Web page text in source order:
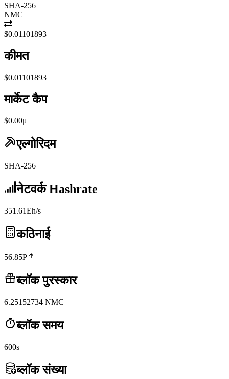
SHA-256
NMC
$0.01101893
कीमत
$0.01101893
मार्केट कैप
$0.00μ
एल्गोरिदम
SHA-256
नेटवर्क Hashrate
351.61Eh/s
कठिनाई
56.85P
ब्लॉक पुरस्कार
6.25152734 NMC
ब्लॉक समय
600s
ब्लॉक संख्या